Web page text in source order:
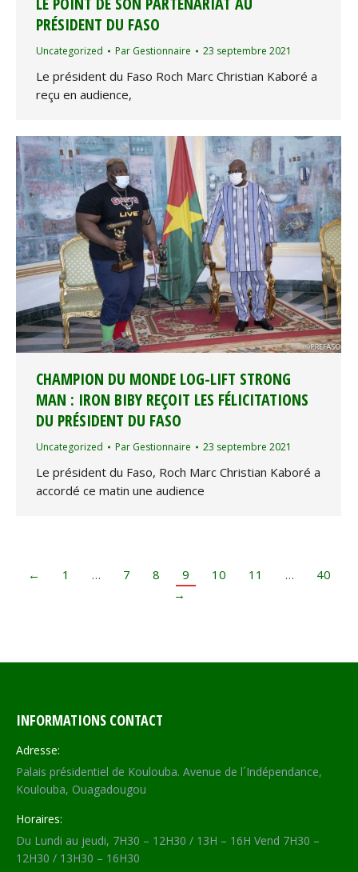
PRÉSIDENT DU FASO
Uncategorized Par Gestionnaire 23 septembre 2021
Le président du Faso Roch Marc Christian Kaboré a
reçu en audience,
CHAMPION DU MONDE LOG-LIFT STRONG
MAN : IRON BIBY REÇOIT LES FÉLICITATIONS
DU PRÉSIDENT DU FASO
Uncategorized Par Gestionnaire 23 septembre 2021
Le président du Faso, Roch Marc Christian Kaboré a
accordé ce matin une audience
← 1 … 7 8 9 10 11 …
40
→
INFORMATIONS CONTACT
Adresse:
Palais présidentiel de Koulouba. Avenue de l´Indépendance,
Koulouba, Ouagadougou
Horaires:
Du Lundi au jeudi, 7H30 – 12H30 / 13H – 16H Vend 7H30 –
12H30 / 13H30 – 16H30